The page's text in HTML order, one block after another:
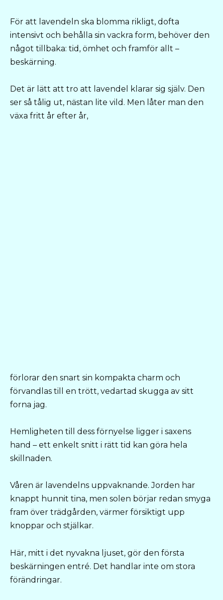
För att lavendeln ska blomma rikligt, dofta
intensivt och behålla sin vackra form, behöver den
något tillbaka: tid, ömhet och framför allt –
beskärning.
Det är lätt att tro att lavendel klarar sig själv. Den
ser så tålig ut, nästan lite vild. Men låter man den
växa fritt år efter år,
förlorar den snart sin kompakta charm och
förvandlas till en trött, vedartad skugga av sitt
forna jag.
Hemligheten till dess förnyelse ligger i saxens
hand – ett enkelt snitt i rätt tid kan göra hela
skillnaden.
Våren är lavendelns uppvaknande. Jorden har
knappt hunnit tina, men solen börjar redan smyga
fram över trädgården, värmer försiktigt upp
knoppar och stjälkar.
Här, mitt i det nyvakna ljuset, gör den första
beskärningen entré. Det handlar inte om stora
förändringar.